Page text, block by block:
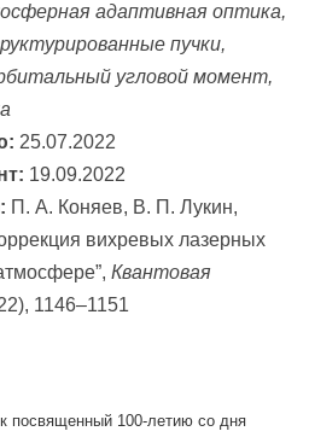
адаптивная оптика,
пучки,
угловой момент,
25.07.2022
19.09.2022
П. А. Коняев, В. П. Лукин,
вихревых лазерных
Квантовая
1146–1151
посвященный 100-летию со дня